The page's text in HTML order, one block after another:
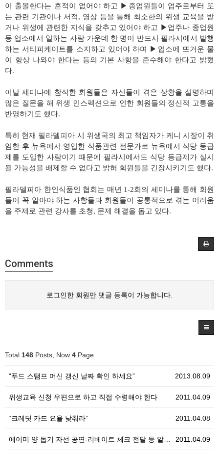
이 출몰한다는 흔적이 없어야 하고 ▶종업원들이 업주로부터 또
는 관련 기관이나 서적, 영상 등을 통해 최소한의 위생 교육을 받
거나 위생에 관련한 지식을 갖추고 있어야 하고 ▶업주나 종업원
등 업소에서 일하는 사람 가운데 한 명이 반드시 필라시에서 발행
하는 서티피케이트를 소지하고 있어야 하며 ▶업소에 뜨거운 물
이 항상 나와야 한다는 등의 기본 사항을 준수해야 한다고 밝혔
다.
이날 세미나에 참석한 회원들은 자신들이 겪은 상황을 설명하며
많은 질문을 해 위생 인스펙션으로 인한 회원들의 정신적 고통을
반영하기도 했다.
특히 현재 필라델피아 시 위생국의 최고 책임자가 케니 시장이 취
임한 후 뉴욕에서 영입한 식품관련 전문가로 뉴욕에서 식당 등급
제를 도입한 사람이기 때문에 필라시에서도 식당 등급제가 실시
될 가능성을 배제할 수 없다고 밝혀 회원들을 긴장시키기도 했다.
필라델피아 한인식품인 협회는 매년 1-2회의 세미나를 통해 회원
들이 꼭 알아야 하는 사항들과 회원들이 공통적으로 겪는 어려움
을 주제로 관련 강사를 초청, 문제 해결을 돕고 있다.
Comments
로그인한 회원만 댓글 등록이 가능합니다.
Total 148 Posts, Now 4 Page
2013.08.09
“푸드 스탬프 머신 갱신 날짜 확인 하세요”
2011.04.09
위생교육 신청 우편으로 하고 직접 수령해야 한다
2011.04.08
“크레딧 카드 요율 낮춰라”
2011.04.09
에이미 양 돕기 자선 공연-리베이트 체크 전달 등 알찬…